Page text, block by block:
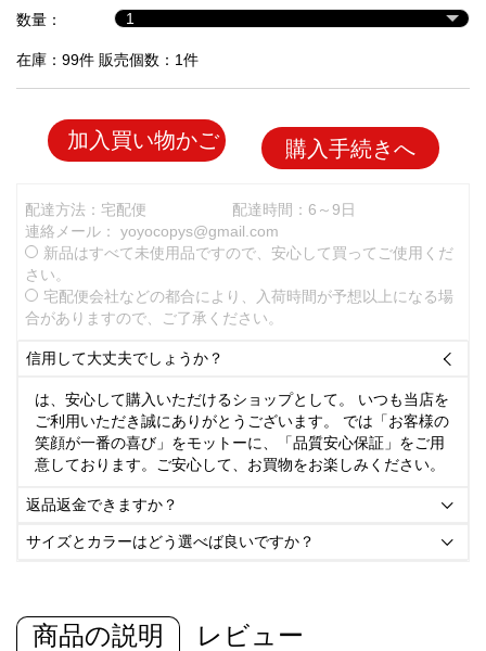
数量：
在庫：99件 販売個数：1件
加入買い物かご 購入手続きへ
配達方法：宅配便
配達時間：6～9日
連絡メール： yoyocopys@gmail.com
新品はすべて未使用品ですので、安心して買ってご使用くだ
さい。
宅配便会社などの都合により、入荷時間が予想以上になる場
合がありますので、ご了承ください。
信用して大丈夫でしょうか？ 
は、安心して購入いただけるショップとして。 いつも当店を
ご利用いただき誠にありがとうございます。 では「お客様の
笑顔が一番の喜び」をモットーに、「品質安心保証」をご用
意しております。ご安心して、お買物をお楽しみください。
返品返金できますか？ 
サイズとカラーはどう選べば良いですか？ 
商品の説明 レビュー